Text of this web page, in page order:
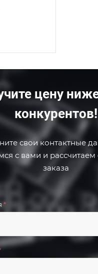
цену
конкурентов!
свои контактные
с вами и рассчитаем
заказа
*